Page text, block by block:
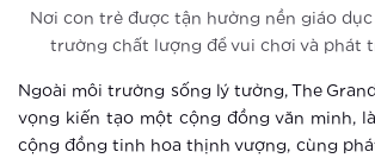
Nơi con trẻ được tận hưởng nền giáo
trường chất lượng để vui chơi và phát
Ngoài môi trường sống lý tưởng, The
vọng kiến tạo một cộng đồng văn minh,
cộng đồng tinh hoa thịnh vượng, cùng
Xem thêm
5 thay đổi tuyệt vời
Vinhomes Smart City
Xem thêm